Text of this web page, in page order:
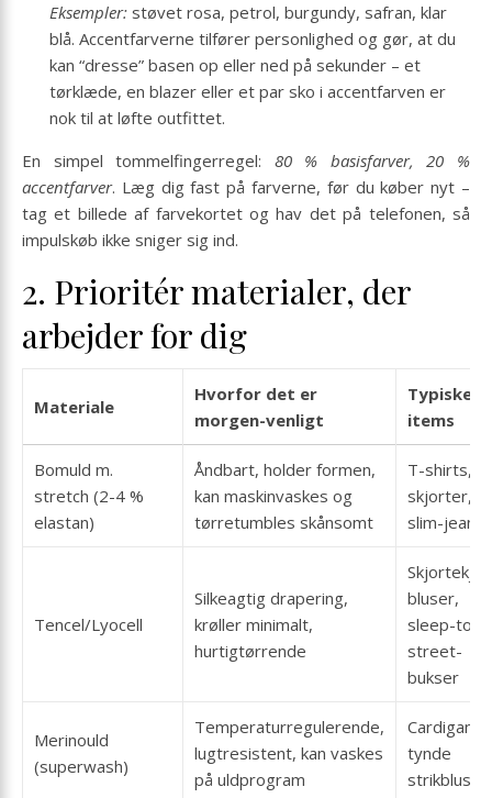
Eksempler: støvet rosa, petrol, burgundy, safran, klar
blå. Accentfarverne tilfører personlighed og gør, at du
kan “dresse” basen op eller ned på sekunder – et
tørklæde, en blazer eller et par sko i accentfarven er
nok til at løfte outfittet.
En simpel tommelfingerregel: 80 % basisfarver, 20 %
accentfarver. Læg dig fast på farverne, før du køber nyt –
tag et billede af farvekortet og hav det på telefonen, så
impulskøb ikke sniger sig ind.
2. Prioritér materialer, der
arbejder for dig
Materiale
Hvorfor det er
morgen-venligt
Typiske
items
Bomuld m.
stretch (2-4 %
elastan)
Åndbart, holder formen,
kan maskinvaskes og
tørretumbles skånsomt
T-shirts,
skjorter,
slim-jeans
Tencel/Lyocell
Silkeagtig drapering,
krøller minimalt,
hurtigtørrende
bluser,
sleep-to-
street-
bukser
Merinould
(superwash)
Temperaturregulerende,
lugtresistent, kan vaskes
på uldprogram
Cardigans,
tynde
strikbluser